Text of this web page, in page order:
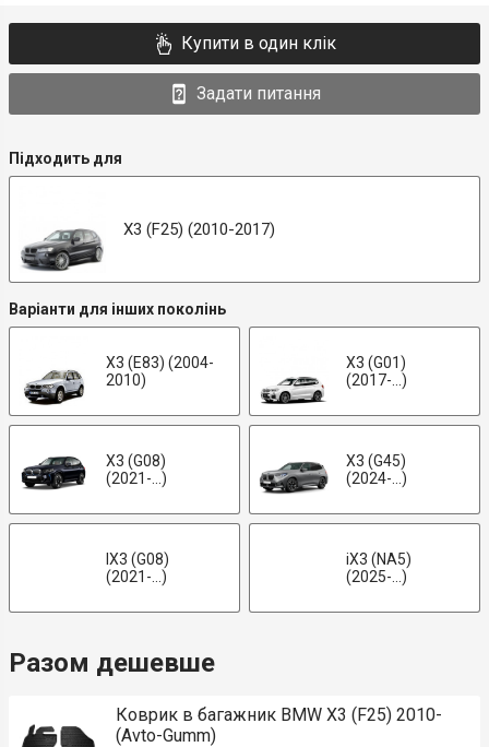
Купити в один клік
Задати питання
Підходить для
X3 (F25) (2010-2017)
Варіанти для інших поколінь
X3 (E83) (2004-
2010)
X3 (G01)
(2017-...)
X3 (G08)
(2021-...)
X3 (G45)
(2024-...)
IX3 (G08)
(2021-...)
iX3 (NA5)
(2025-...)
Разом дешевше
Коврик в багажник BMW X3 (F25) 2010-
(Avto-Gumm)